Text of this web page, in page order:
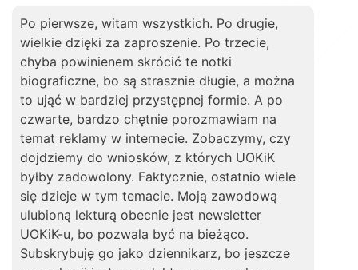
Po pierwsze, witam wszystkich. Po drugie,
wielkie dzięki za zaproszenie. Po trzecie,
chyba powinienem skrócić te notki
biograficzne, bo są strasznie długie, a można
to ująć w bardziej przystępnej formie. A po
czwarte, bardzo chętnie porozmawiam na
temat reklamy w internecie. Zobaczymy, czy
dojdziemy do wniosków, z których UOKiK
byłby zadowolony. Faktycznie, ostatnio wiele
się dzieje w tym temacie. Moją zawodową
ulubioną lekturą obecnie jest newsletter
UOKiK-u, bo pozwala być na bieżąco.
Subskrybuję go jako dziennikarz, bo jeszcze